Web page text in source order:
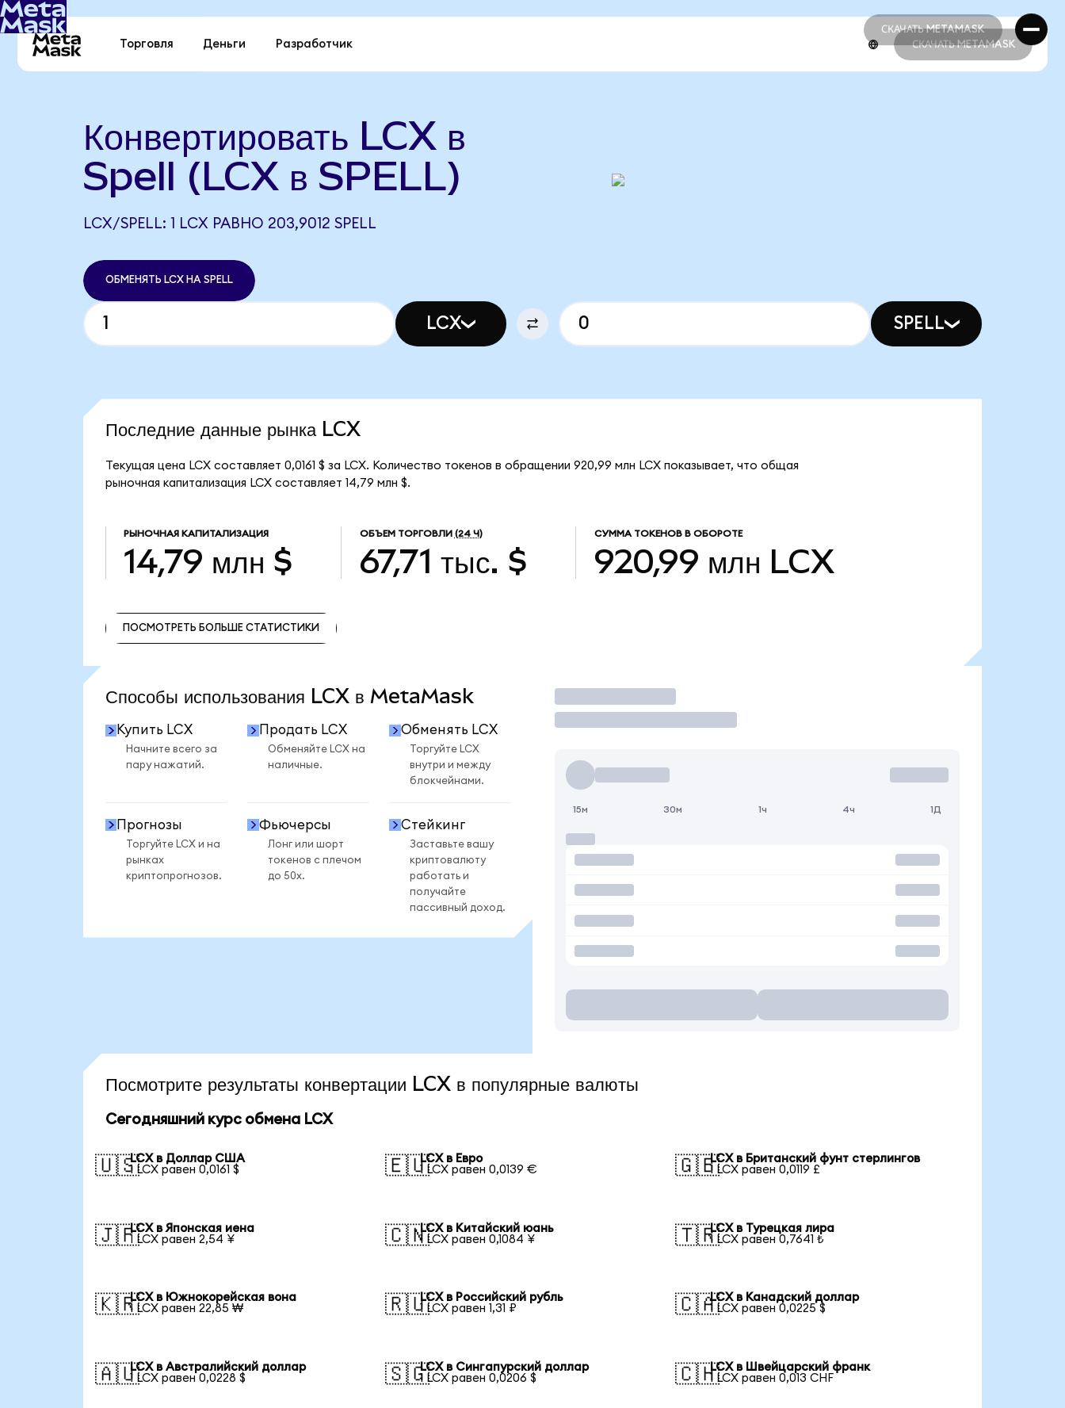
СКАЧАТЬ METAMASK
СКАЧАТЬ METAMASK
Торговля Деньги Разработчик СКАЧАТЬ METAMASK
Конвертировать LCX в
Spell (LCX в SPELL)
LCX/SPELL: 1 LCX РАВНО 203,9012 SPELL
ОБМЕНЯТЬ LCX НА SPELL
LCX SPELL
Последние данные рынка LCX
Текущая цена LCX составляет 0,0161 $ за LCX. Количество токенов в обращении 920,99 млн LCX показывает, что общая
рыночная капитализация LCX составляет 14,79 млн $.
РЫНОЧНАЯ КАПИТАЛИЗАЦИЯ
14,79 млн $
ОБЪЕМ ТОРГОВЛИ (24 Ч)
67,71 тыс. $
СУММА ТОКЕНОВ В ОБОРОТЕ
920,99 млн LCX
ПОСМОТРЕТЬ БОЛЬШЕ СТАТИСТИКИ
Способы использования LCX в MetaMask
Купить LCX
Начните всего за
пару нажатий.
Продать LCX
Обменяйте LCX на
наличные.
Обменять LCX
Торгуйте LCX
внутри и между
блокчейнами.
Прогнозы
Торгуйте LCX и на
рынках
криптопрогнозов.
Фьючерсы
Лонг или шорт
токенов с плечом
до 50x.
Стейкинг
Заставьте вашу
криптовалюту
работать и
получайте
пассивный доход.
Торговать
15м 30м 1ч 4ч 1Д
Посмотрите результаты конвертации LCX в популярные валюты
Сегодняшний курс обмена LCX
🇺🇸LCX в Доллар США
1 LCX равен 0,0161 $
🇪🇺LCX в Евро
1 LCX равен 0,0139 €
🇬🇧LCX в Британский фунт стерлингов
1 LCX равен 0,0119 £
🇯🇵LCX в Японская иена
1 LCX равен 2,54 ¥
🇨🇳LCX в Китайский юань
1 LCX равен 0,1084 ¥
🇹🇷LCX в Турецкая лира
1 LCX равен 0,7641 ₺
🇰🇷LCX в Южнокорейская вона
1 LCX равен 22,85 ₩
🇷🇺LCX в Российский рубль
1 LCX равен 1,31 ₽
🇨🇦LCX в Канадский доллар
1 LCX равен 0,0225 $
🇦🇺LCX в Австралийский доллар
1 LCX равен 0,0228 $
🇸🇬LCX в Сингапурский доллар
1 LCX равен 0,0206 $
🇨🇭LCX в Швейцарский франк
1 LCX равен 0,013 CHF